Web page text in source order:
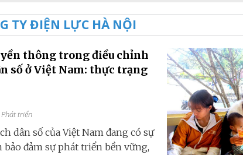
TY ĐIỆN LỰC HÀ NỘI
thông trong điều chỉnh
số ở Việt Nam: thực trạng
triển
dân số của Việt Nam đang có sự
đảm sự phát triển bền vững,